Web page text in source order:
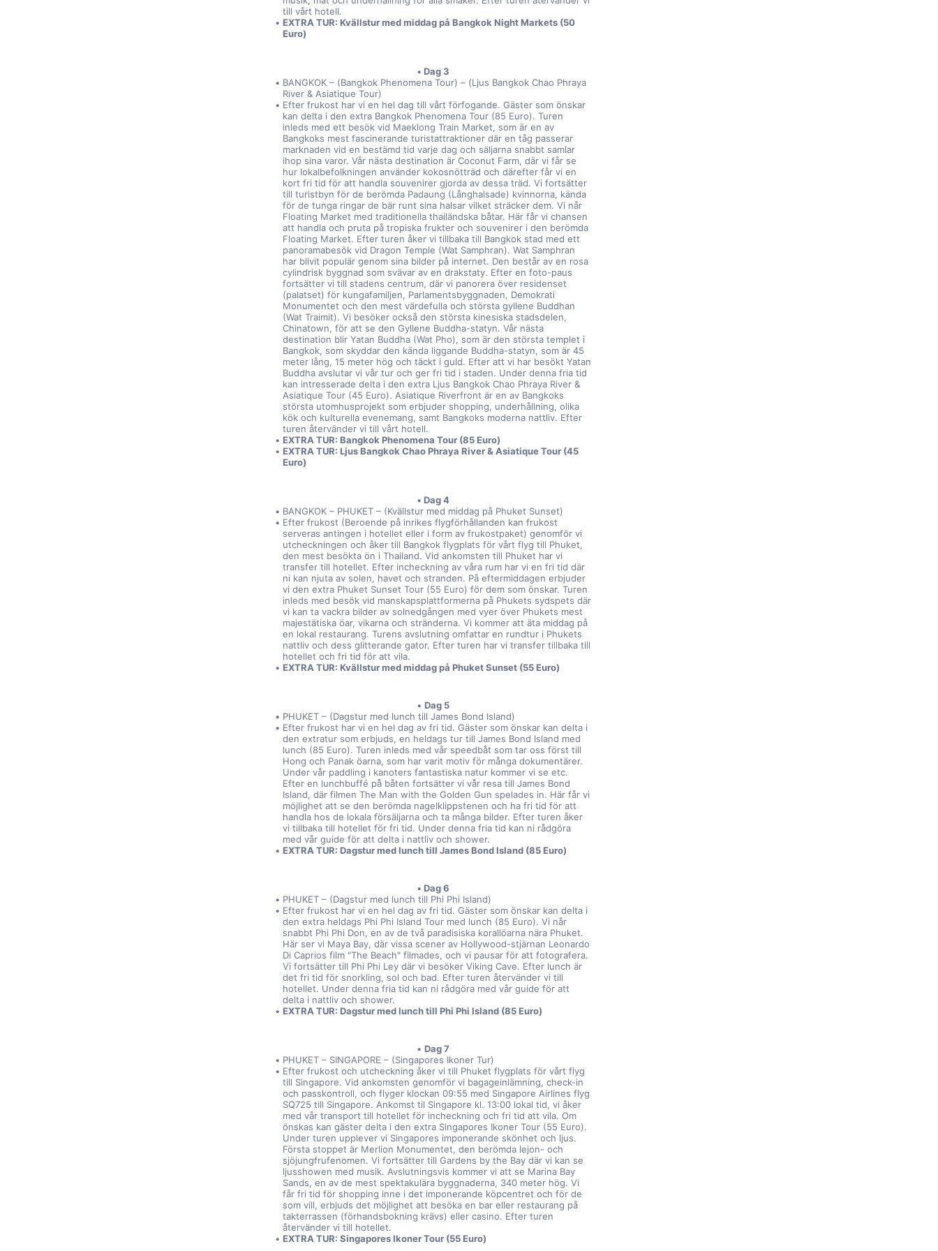
till vårt hotell.
EXTRA TUR: Kvällstur med middag på Bangkok Night Markets (50
Euro)
Dag 3
BANGKOK – (Bangkok Phenomena Tour) – (Ljus Bangkok Chao Phraya
River & Asiatique Tour)
Efter frukost har vi en hel dag till vårt förfogande. Gäster som önskar
kan delta i den extra Bangkok Phenomena Tour (85 Euro). Turen
inleds med ett besök vid Maeklong Train Market, som är en av
Bangkoks mest fascinerande turistattraktioner där en tåg passerar
marknaden vid en bestämd tid varje dag och säljarna snabbt samlar
ihop sina varor. Vår nästa destination är Coconut Farm, där vi får se
hur lokalbefolkningen använder kokosnötträd och därefter får vi en
kort fri tid för att handla souvenirer gjorda av dessa träd. Vi fortsätter
till turistbyn för de berömda Padaung (Långhalsade) kvinnorna, kända
för de tunga ringar de bär runt sina halsar vilket sträcker dem. Vi når
Floating Market med traditionella thailändska båtar. Här får vi chansen
att handla och pruta på tropiska frukter och souvenirer i den berömda
Floating Market. Efter turen åker vi tillbaka till Bangkok stad med ett
panoramabesök vid Dragon Temple (Wat Samphran). Wat Samphran
har blivit populär genom sina bilder på internet. Den består av en rosa
cylindrisk byggnad som svävar av en drakstaty. Efter en foto-paus
fortsätter vi till stadens centrum, där vi panorera över residenset
(palatset) för kungafamiljen, Parlamentsbyggnaden, Demokrati
Monumentet och den mest värdefulla och största gyllene Buddhan
(Wat Traimit). Vi besöker också den största kinesiska stadsdelen,
Chinatown, för att se den Gyllene Buddha-statyn. Vår nästa
destination blir Yatan Buddha (Wat Pho), som är den största templet i
Bangkok, som skyddar den kända liggande Buddha-statyn, som är 45
meter lång, 15 meter hög och täckt i guld. Efter att vi har besökt Yatan
Buddha avslutar vi vår tur och ger fri tid i staden. Under denna fria tid
kan intresserade delta i den extra Ljus Bangkok Chao Phraya River &
Asiatique Tour (45 Euro). Asiatique Riverfront är en av Bangkoks
största utomhusprojekt som erbjuder shopping, underhållning, olika
kök och kulturella evenemang, samt Bangkoks moderna nattliv. Efter
turen återvänder vi till vårt hotell.
EXTRA TUR: Bangkok Phenomena Tour (85 Euro)
EXTRA TUR: Ljus Bangkok Chao Phraya River & Asiatique Tour (45
Euro)
Dag 4
BANGKOK – PHUKET – (Kvällstur med middag på Phuket Sunset)
Efter frukost (Beroende på inrikes flygförhållanden kan frukost
serveras antingen i hotellet eller i form av frukostpaket) genomför vi
utcheckningen och åker till Bangkok flygplats för vårt flyg till Phuket,
den mest besökta ön i Thailand. Vid ankomsten till Phuket har vi
transfer till hotellet. Efter incheckning av våra rum har vi en fri tid där
ni kan njuta av solen, havet och stranden. På eftermiddagen erbjuder
vi den extra Phuket Sunset Tour (55 Euro) för dem som önskar. Turen
inleds med besök vid manskapsplattformerna på Phukets sydspets där
vi kan ta vackra bilder av solnedgången med vyer över Phukets mest
majestätiska öar, vikarna och stränderna. Vi kommer att äta middag på
en lokal restaurang. Turens avslutning omfattar en rundtur i Phukets
nattliv och dess glitterande gator. Efter turen har vi transfer tillbaka till
hotellet och fri tid för att vila.
EXTRA TUR: Kvällstur med middag på Phuket Sunset (55 Euro)
Dag 5
PHUKET – (Dagstur med lunch till James Bond Island)
Efter frukost har vi en hel dag av fri tid. Gäster som önskar kan delta i
den extratur som erbjuds, en heldags tur till James Bond Island med
lunch (85 Euro). Turen inleds med vår speedbåt som tar oss först till
Hong och Panak öarna, som har varit motiv för många dokumentärer.
Under vår paddling i kanoters fantastiska natur kommer vi se etc.
Efter en lunchbuffé på båten fortsätter vi vår resa till James Bond
Island, där filmen The Man with the Golden Gun spelades in. Här får vi
möjlighet att se den berömda nagelklippstenen och ha fri tid för att
handla hos de lokala försäljarna och ta många bilder. Efter turen åker
vi tillbaka till hotellet för fri tid. Under denna fria tid kan ni rådgöra
med vår guide för att delta i nattliv och shower.
EXTRA TUR: Dagstur med lunch till James Bond Island (85 Euro)
Dag 6
PHUKET – (Dagstur med lunch till Phi Phi Island)
Efter frukost har vi en hel dag av fri tid. Gäster som önskar kan delta i
den extra heldags Phi Phi Island Tour med lunch (85 Euro). Vi når
snabbt Phi Phi Don, en av de två paradisiska korallöarna nära Phuket.
Här ser vi Maya Bay, där vissa scener av Hollywood-stjärnan Leonardo
Di Caprios film "The Beach" filmades, och vi pausar för att fotografera.
Vi fortsätter till Phi Phi Ley där vi besöker Viking Cave. Efter lunch är
det fri tid för snorkling, sol och bad. Efter turen återvänder vi till
hotellet. Under denna fria tid kan ni rådgöra med vår guide för att
delta i nattliv och shower.
EXTRA TUR: Dagstur med lunch till Phi Phi Island (85 Euro)
Dag 7
PHUKET – SINGAPORE – (Singapores Ikoner Tur)
Efter frukost och utcheckning åker vi till Phuket flygplats för vårt flyg
till Singapore. Vid ankomsten genomför vi bagageinlämning, check-in
och passkontroll, och flyger klockan 09:55 med Singapore Airlines flyg
SQ725 till Singapore. Ankomst til Singapore kl. 13:00 lokal tid, vi åker
med vår transport till hotellet för incheckning och fri tid att vila. Om
önskas kan gäster delta i den extra Singapores Ikoner Tour (55 Euro).
Under turen upplever vi Singapores imponerande skönhet och ljus.
Första stoppet är Merlion Monumentet, den berömda lejon- och
sjöjungfrufenomen. Vi fortsätter till Gardens by the Bay där vi kan se
ljusshowen med musik. Avslutningsvis kommer vi att se Marina Bay
Sands, en av de mest spektakulära byggnaderna, 340 meter hög. Vi
får fri tid för shopping inne i det imponerande köpcentret och för de
som vill, erbjuds det möjlighet att besöka en bar eller restaurang på
takterrassen (förhandsbokning krävs) eller casino. Efter turen
återvänder vi till hotellet.
EXTRA TUR: Singapores Ikoner Tour (55 Euro)